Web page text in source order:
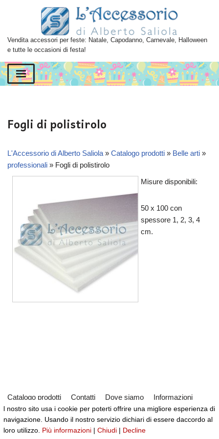
al
contenuto
Vendita accessori per feste: Natale, Capodanno, Carnevale, Halloween
e tutte le occasioni di festa!
Fogli di polistirolo
L'Accessorio di Alberto Saliola » Catalogo prodotti » Belle arti »
professionali » Fogli di polistirolo
Misure disponibili:
50 x 100 con
spessore 1, 2, 3, 4
cm.
Catalogo prodotti Contatti Dove siamo
Informazioni
Partner
Servizi Virtual Tour del Negozio
Neve| Powered byWordPress
l nostro sito usa i cookie per poterti offrire una migliore esperienza di
navigazione. Usando il nostro servizio dichiari di essere daccordo al
loro utilizzo. Più informazioni | Chiudi | Decline